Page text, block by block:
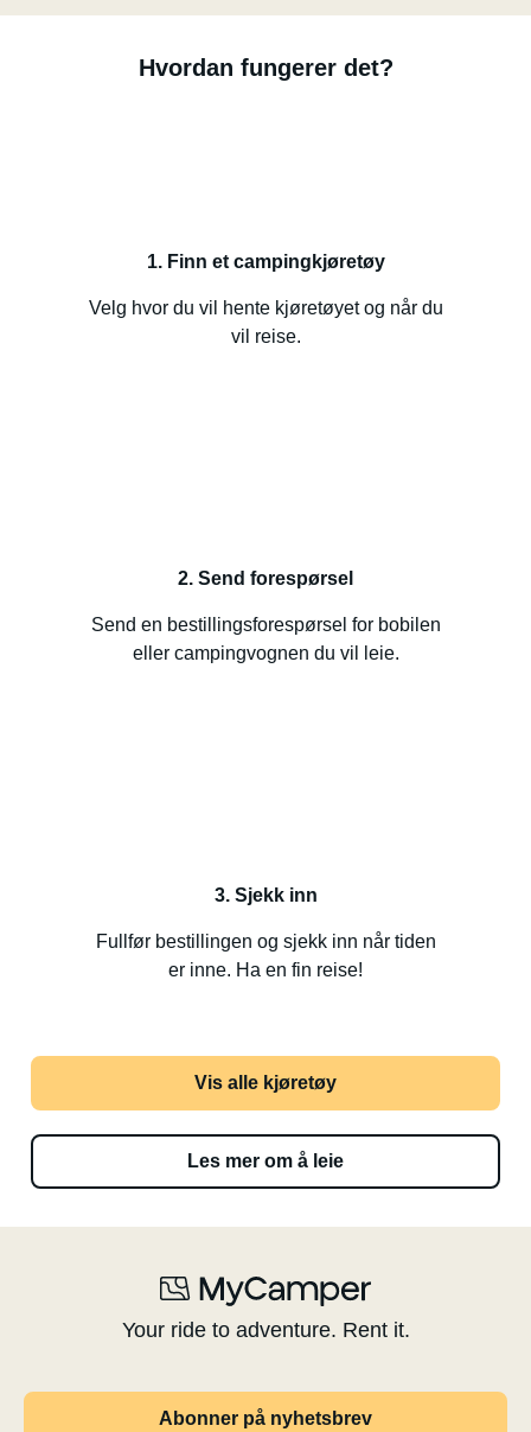
Hvordan fungerer det?
1. Finn et campingkjøretøy
Velg hvor du vil hente kjøretøyet og når du
vil reise.
2. Send forespørsel
Send en bestillingsforespørsel for bobilen
eller campingvognen du vil leie.
3. Sjekk inn
Fullfør bestillingen og sjekk inn når tiden
er inne. Ha en fin reise!
Vis alle kjøretøy
Les mer om å leie
Your ride to adventure. Rent it.
Abonner på nyhetsbrev